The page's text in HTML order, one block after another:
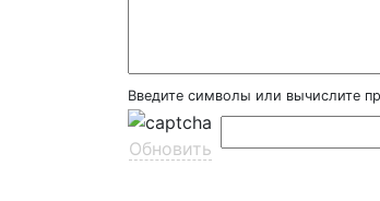
Введите символы или вычислите
Обновить